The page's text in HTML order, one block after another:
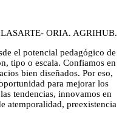
ORIA. AGRIHUB.
el potencial pedagógico de
tipo o escala. Confiamos en
bien diseñados. Por eso,
para mejorar los
tendencias, innovamos en
atemporalidad, preexistencia